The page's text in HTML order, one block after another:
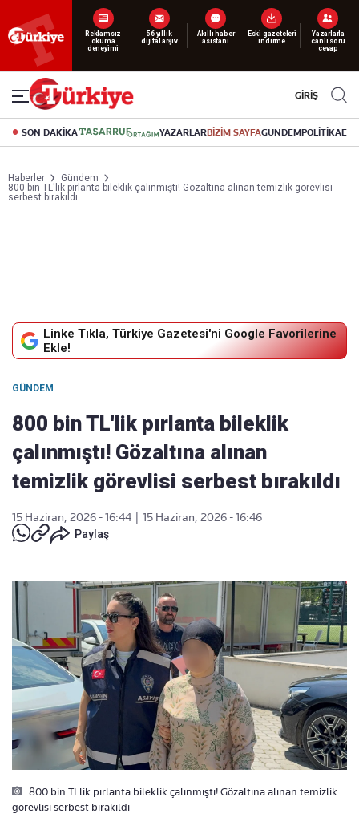
Yeni nesil dijital
abonelik 19 TL’den başlayan fiyatlarla.
GİRİŞ
SON DAKİKA YAZARLARBİZİM SAYFAGÜNDEMPOLİTİKA
Haberler
Gündem
800 bin TL'lik pırlanta bileklik çalınmıştı! Gözaltına alınan temizlik görevlisi
serbest bırakıldı
Linke Tıkla, Türkiye Gazetesi'ni Google Favorilerine
Ekle!
GÜNDEM
800 bin TL'lik pırlanta bileklik
çalınmıştı! Gözaltına alınan
temizlik görevlisi serbest bırakıldı
15 Haziran, 2026 - 16:44
15 Haziran, 2026 - 16:46
Paylaş
800 bin TLlik pırlanta bileklik çalınmıştı! Gözaltına alınan temizlik
görevlisi serbest bırakıldı